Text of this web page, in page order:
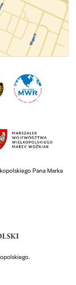
Pana Marka